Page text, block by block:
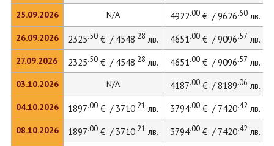
25.09.2026
26.09.2026
27.09.2026
03.10.2026
04.10.2026
08.10.2026
N/A 4922.00€ / 9626.60лв.
2325.50€ / 4548.28 лв. 4651.00€ / 9096.57 лв.
2325.50€ / 4548.28 лв. 4651.00€ / 9096.57 лв.
N/A 4187.00€ / 8189.06 лв.
1897.00€ / 3710.21 лв. 3794.00€ / 7420.42 лв.
1897.00€ / 3710.21 лв. 3794.00€ / 7420.42 лв.